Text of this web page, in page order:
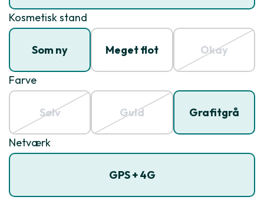
Kosmetisk stand
Som ny Meget flot Okay
Farve
Sølv Guld Grafitgrå
Netværk
GPS + 4G